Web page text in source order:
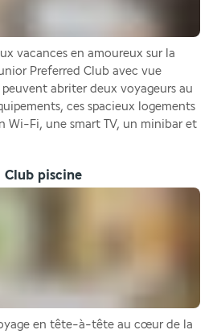
vacances en amoureux sur la
Preferred Club avec vue
abriter deux voyageurs au
ces spacieux logements
Wi-Fi, une smart TV, un minibar et
Club piscine
en tête-à-tête au cœur de la